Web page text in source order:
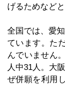
げるためなど
全国では、愛
ています。た
んでいません
人中31人。大
ぜ併願を利用